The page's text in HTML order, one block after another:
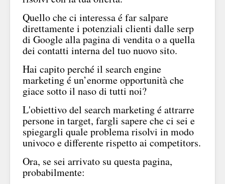
Quello che ci interessa é far salpare
direttamente i potenziali clienti dalle serp
di Google alla pagina di vendita o a quella
dei contatti interna del tuo nuovo sito.
Hai capito perché il search engine
marketing é un’enorme opportunità che
giace sotto il naso di tutti noi?
L'obiettivo del search marketing é attrarre
persone in target, fargli sapere che ci sei e
spiegargli quale problema risolvi in modo
univoco e differente rispetto ai competitors.
Ora, se sei arrivato su questa pagina,
probabilmente: